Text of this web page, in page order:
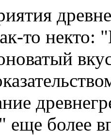
то некто:
более